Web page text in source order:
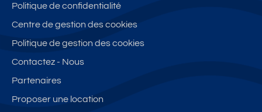
Politique de confidentialité
Centre de gestion des cookies
Politique de gestion des cookies
Contactez - Nous
Partenaires
Proposer une location